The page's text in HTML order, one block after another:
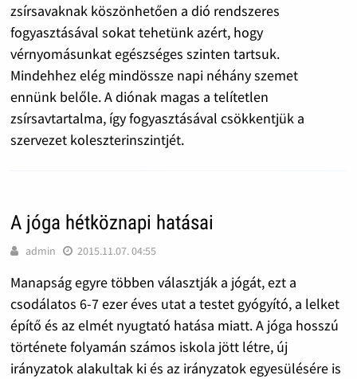
zsírsavaknak köszönhetően a dió rendszeres
fogyasztásával sokat tehetünk azért, hogy
vérnyomásunkat egészséges szinten tartsuk.
Mindehhez elég mindössze napi néhány szemet
ennünk belőle. A diónak magas a telítetlen
zsírsavtartalma, így fogyasztásával csökkentjük a
szervezet koleszterinszintjét.
A jóga hétköznapi hatásai
admin 2015.11.07. 04:55
Manapság egyre többen választják a jógát, ezt a
csodálatos 6-7 ezer éves utat a testet gyógyító, a lelket
építő és az elmét nyugtató hatása miatt. A jóga hosszú
története folyamán számos iskola jött létre, új
irányzatok alakultak ki és az irányzatok egyesülésére is